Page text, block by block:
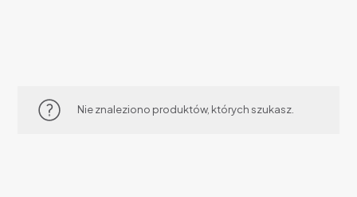
Nie znaleziono produktów, których szukasz.